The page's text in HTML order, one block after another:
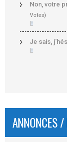
Non, votre
Votes)
Je sais,
ANNONCES